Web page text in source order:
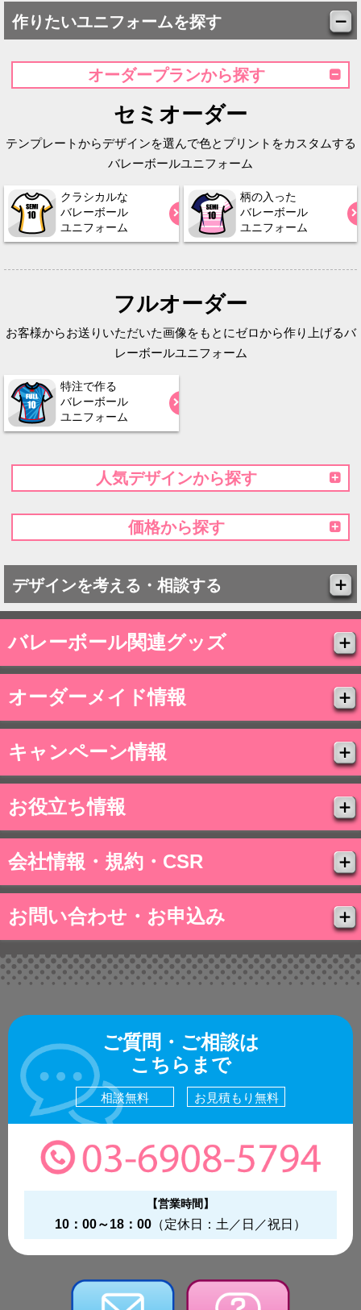
作りたいユニフォームを探す
オーダープランから探す
セミオーダー
テンプレートからデザインを選んで色とプリントをカスタムする
バレーボールユニフォーム
クラシカルな
バレーボール
ユニフォーム
柄の入った
バレーボール
ユニフォーム
フルオーダー
お客様からお送りいただいた画像をもとにゼロから作り上げるバ
レーボールユニフォーム
特注で作る
バレーボール
ユニフォーム
人気デザインから探す
価格から探す
デザインを考える・相談する
バレーボール関連グッズ
オーダーメイド情報
キャンペーン情報
お役立ち情報
会社情報・規約・CSR
お問い合わせ・お申込み
ご質問・ご相談は
こちらまで
相談無料 お見積もり無料
【営業時間】
10：00～18：00 （定休日：土／日／祝日）